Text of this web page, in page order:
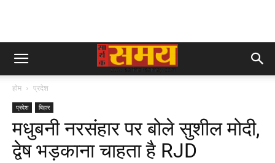
होम प्रदेश
प्रदेश बिहार
मधुबनी नरसंहार पर बोले सुशील मोदी,
द्वेष भड़काना चाहता है RJD